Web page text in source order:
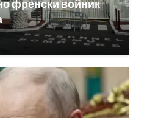
френски войник